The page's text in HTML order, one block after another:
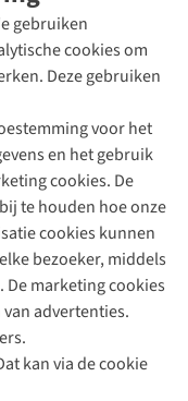
gebruiken
cookies om
Deze gebruiken
voor het
en het gebruik
cookies. De
te houden hoe onze
cookies kunnen
bezoeker, middels
De marketing cookies
advertenties.
kan via de cookie